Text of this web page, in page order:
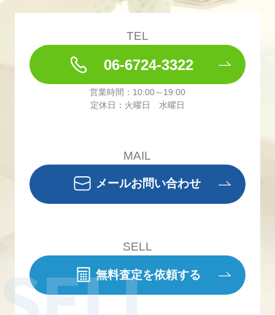
TEL
06-6724-3322
営業時間：10:00～19:00
定休日：火曜日 水曜日
MAIL
メールお問い合わせ
SELL
無料査定を依頼する